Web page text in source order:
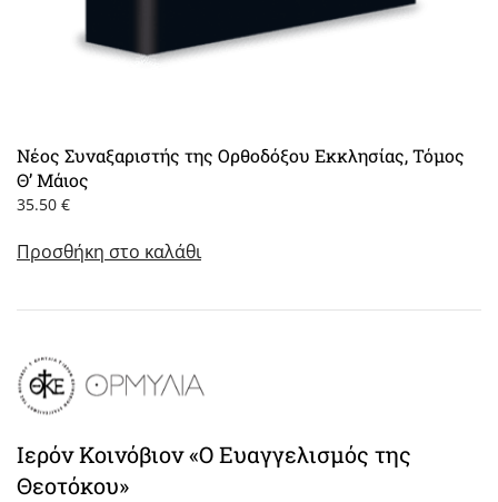
Νέος Συναξαριστής της Ορθοδόξου Εκκλησίας, Τόμος
Θ’ Μάιος
35.50 €
Προσθήκη στο καλάθι
Ιερόν Κοινόβιον «Ο Ευαγγελισμός της
Θεοτόκου»